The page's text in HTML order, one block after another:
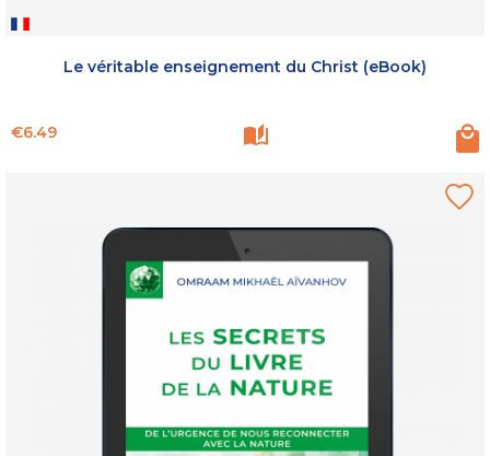
Le véritable enseignement du Christ (eBook)
Price
€6.49